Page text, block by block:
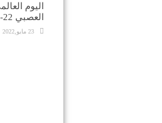
اليوم
العصبي 22-5-2022
23 مايو,2022